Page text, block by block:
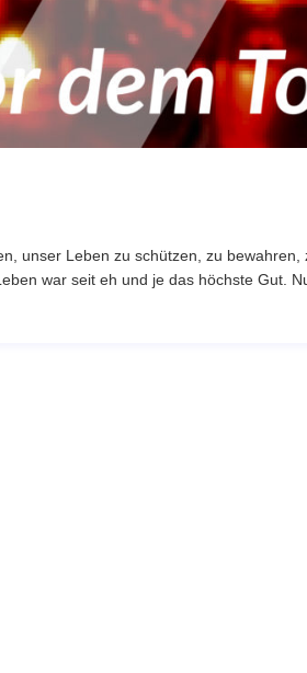
unser Leben zu schützen, zu bewahren,
war seit eh und je das höchste Gut.